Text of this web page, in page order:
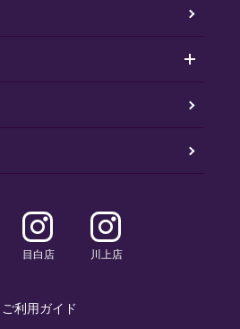
目白店 川上店
ご利用ガイド